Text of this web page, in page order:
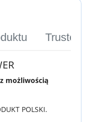
Trusted
możliwością
POLSKI.